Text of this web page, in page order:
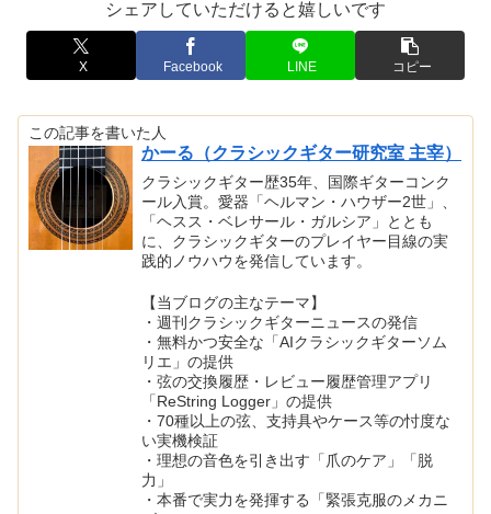
シェアしていただけると嬉しいです
X Facebook LINE コピー
この記事を書いた人
かーる（クラシックギター研究室 主宰）
クラシックギター歴35年、国際ギターコンク
ール入賞。愛器「ヘルマン・ハウザー2世」、
「ヘスス・ベレサール・ガルシア」ととも
に、クラシックギターのプレイヤー目線の実
践的ノウハウを発信しています。
【当ブログの主なテーマ】
・週刊クラシックギターニュースの発信
・無料かつ安全な「AIクラシックギターソム
リエ」の提供
・弦の交換履歴・レビュー履歴管理アプリ
「ReString Logger」の提供
・70種以上の弦、支持具やケース等の忖度な
い実機検証
・理想の音色を引き出す「爪のケア」「脱
力」
・本番で実力を発揮する「緊張克服のメカニ